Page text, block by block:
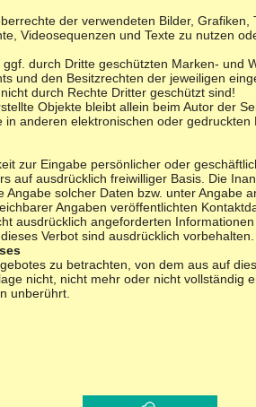
der verwendeten Bilder,
Videosequenzen und Texte zu nutzen
durch Dritte geschützten Marken- und
und den Besitzrechten der jeweiligen
durch Rechte Dritter geschützt sind!
Objekte bleibt allein beim Autor der
anderen elektronischen oder
zur Eingabe persönlicher oder
auf ausdrücklich freiwilliger Basis. Die
solcher Daten bzw. unter Angabe
Angaben veröffentlichten
ausdrücklich angeforderten
Verbot sind ausdrücklich vorbehalten.
zu betrachten, von dem aus auf
nicht, nicht mehr oder nicht vollständig
unberührt.